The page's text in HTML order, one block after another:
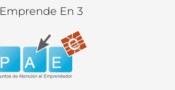
Emprende En 3